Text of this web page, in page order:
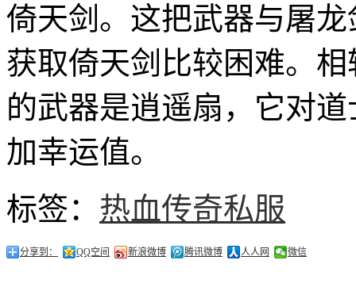
倚天剑。这把武器与屠
获取倚天剑比较困难。
的武器是逍遥扇，它对
加幸运值。
标签： 热血传奇私服
分享到： QQ空间 新浪微博 腾讯微博 人人网 微信